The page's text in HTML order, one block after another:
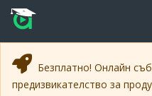
Прескочи към основното
Прескочи към навигацията
Безплатно! Онлайн
предизвикателство за